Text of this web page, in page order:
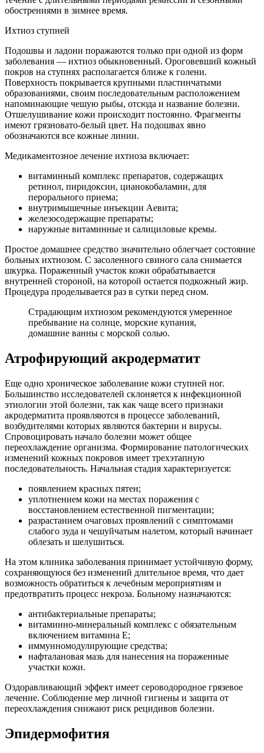
обострениями в зимнее время.
Ихтиоз ступней
Подошвы и ладони поражаются только при одной из форм
заболевания — ихтиоз обыкновенный. Ороговевший кожный
покров на ступнях располагается ближе к голени.
Поверхность покрывается крупными пластинчатыми
образованиями, своим последовательным расположением
напоминающие чешую рыбы, отсюда и название болезни.
Отшелушивание кожи происходит постоянно. Фрагменты
имеют грязновато-белый цвет. На подошвах явно
обозначаются все кожные линии.
Медикаментозное лечение ихтиоза включает:
витаминный комплекс препаратов, содержащих
ретинол, пиридоксин, цианокобаламин, для
перорального приема;
внутримышечные инъекции Аевита;
железосодержащие препараты;
наружные витаминные и салициловые кремы.
Простое домашнее средство значительно облегчает состояние
больных ихтиозом. С засоленного свиного сала снимается
шкурка. Пораженный участок кожи обрабатывается
внутренней стороной, на которой остается подкожный жир.
Процедура проделывается раз в сутки перед сном.
Страдающим ихтиозом рекомендуются умеренное
пребывание на солнце, морские купания,
домашние ванны с морской солью.
Атрофирующий акродерматит
Еще одно хроническое заболевание кожи ступней ног.
Большинство исследователей склоняется к инфекционной
этиологии этой болезни, так как чаще всего признаки
акродерматита проявляются в процессе заболеваний,
возбудителями которых являются бактерии и вирусы.
Спровоцировать начало болезни может общее
переохлаждение организма. Формирование патологических
изменений кожных покровов имеет трехэтапную
последовательность. Начальная стадия характеризуется:
появлением красных пятен;
уплотнением кожи на местах поражения с
восстановлением естественной пигментации;
разрастанием очаговых проявлений с симптомами
слабого зуда и чешуйчатым налетом, который начинает
облезать и шелушиться.
На этом клиника заболевания принимает устойчивую форму,
сохраняющуюся без изменений длительное время, что дает
возможность обратиться к лечебным мероприятиям и
предотвратить процесс некроза. Больному назначаются:
антибактериальные препараты;
витаминно-минеральный комплекс с обязательным
включением витамина Е;
иммунномодулирующие средства;
нафталановая мазь для нанесения на пораженные
участки кожи.
Оздоравливающий эффект имеет сероводородное грязевое
лечение. Соблюдение мер личной гигиены и защита от
переохлаждения снижают риск рецидивов болезни.
Эпидермофития